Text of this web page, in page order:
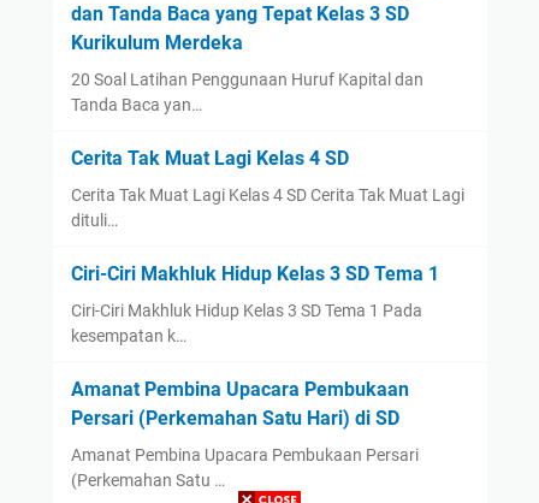
dan Tanda Baca yang Tepat Kelas 3 SD
Kurikulum Merdeka
20 Soal Latihan Penggunaan Huruf Kapital dan
Tanda Baca yan…
Cerita Tak Muat Lagi Kelas 4 SD
Cerita Tak Muat Lagi Kelas 4 SD Cerita Tak Muat Lagi
dituli…
Ciri-Ciri Makhluk Hidup Kelas 3 SD Tema 1
Ciri-Ciri Makhluk Hidup Kelas 3 SD Tema 1 Pada
kesempatan k…
Amanat Pembina Upacara Pembukaan
Persari (Perkemahan Satu Hari) di SD
Amanat Pembina Upacara Pembukaan Persari
(Perkemahan Satu …